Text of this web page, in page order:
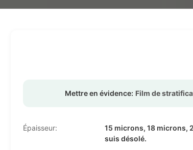
Mettre en évidence: Film de
Épaisseur:
15 microns, 18 microns,
suis désolé.